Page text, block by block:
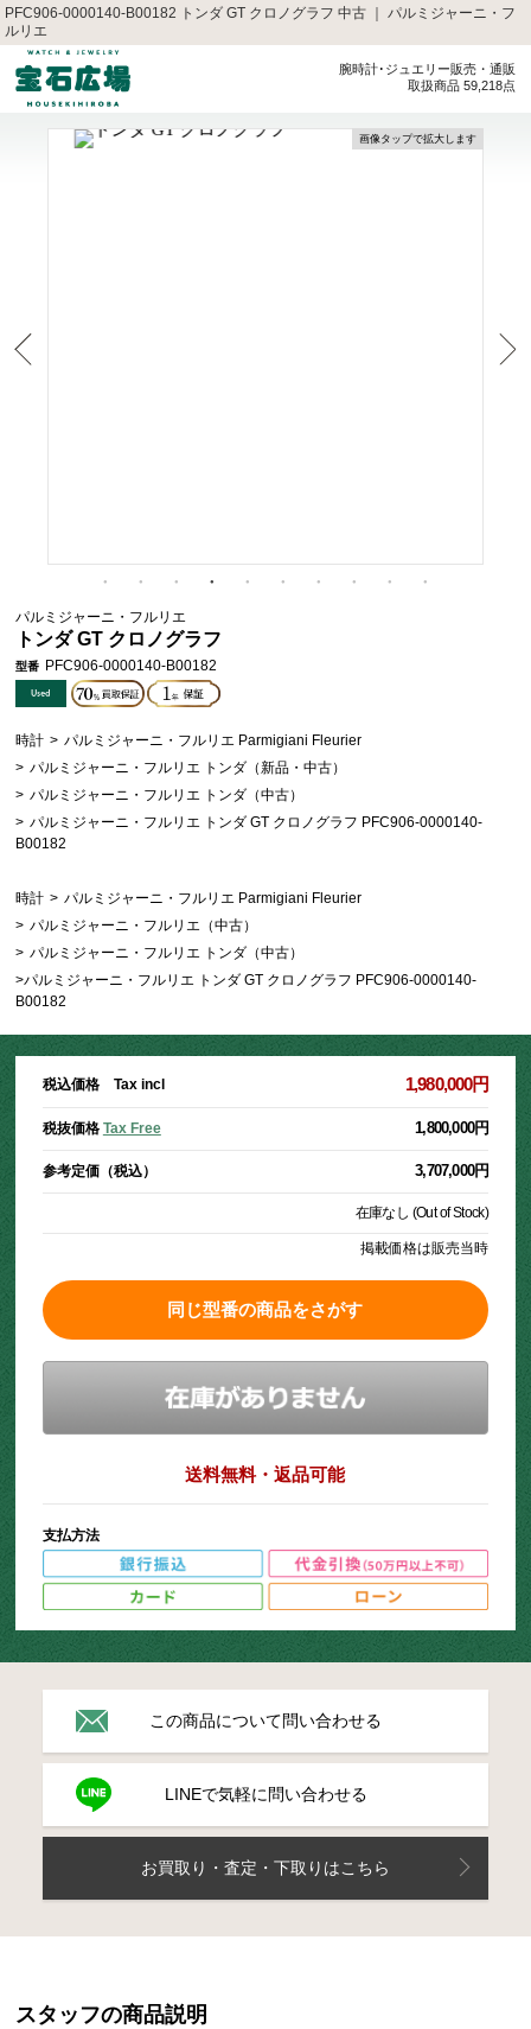
PFC906-0000140-B00182 トンダ GT クロノグラフ 中古 ｜ パルミジャーニ・フ
ルリエ
腕時計･ジュエリー販売・通販
取扱商品 59,218点
画像タップで拡大します
パルミジャーニ・フルリエ
トンダ GT クロノグラフ
型番 PFC906-0000140-B00182
時計 > パルミジャーニ・フルリエ Parmigiani Fleurier
> パルミジャーニ・フルリエ トンダ（新品・中古）
> パルミジャーニ・フルリエ トンダ（中古）
> パルミジャーニ・フルリエ トンダ GT クロノグラフ PFC906-0000140-
B00182
時計 > パルミジャーニ・フルリエ Parmigiani Fleurier
> パルミジャーニ・フルリエ（中古）
> パルミジャーニ・フルリエ トンダ（中古）
>パルミジャーニ・フルリエ トンダ GT クロノグラフ PFC906-0000140-
B00182
税込価格 Tax incl 1,980,000円
税抜価格 Tax Free 1,800,000円
参考定価（税込） 3,707,000円
在庫なし (Out of Stock)
掲載価格は販売当時
同じ型番の商品をさがす
送料無料・返品可能
支払方法
この商品について問い合わせる
LINEで気軽に問い合わせる
お買取り・査定・下取りはこちら
スタッフの商品説明